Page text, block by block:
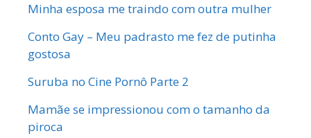
Minha esposa me traindo com outra mulher
Conto Gay – Meu padrasto me fez de putinha
gostosa
Suruba no Cine Pornô Parte 2
Mamãe se impressionou com o tamanho da
piroca